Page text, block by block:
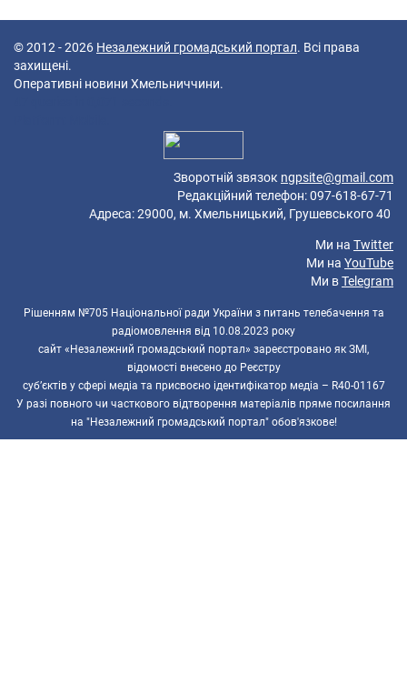
© 2012 - 2026 Незалежний громадський портал. Всі права
захищені.
Оперативні новини Хмельниччини.
Зворотній звязок ngpsite@gmail.com
Редакційний телефон: 097-618-67-71
Адреса: 29000, м. Хмельницький, Грушевського 40
Ми на Twitter
Ми на YouTube
Ми вTelegram
Рішенням №705 Національної ради України з питань телебачення та
радіомовлення від 10.08.2023 року
сайт «Незалежний громадський портал» зареєстровано як ЗМІ,
відомості внесено до Реєстру
суб’єктів у сфері медіа та присвоєно ідентифікатор медіа – R40-01167
У разі повного чи часткового відтворення матеріалів пряме посилання
на "Незалежний громадський портал" обов'язкове!